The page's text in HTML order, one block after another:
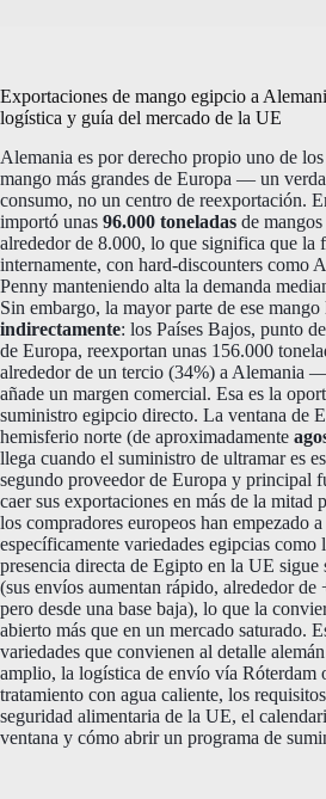
Exportaciones de mango egipcio a
logística y guía del mercado de la UE
Alemania es por derecho propio uno de
mango más grandes de Europa — un
consumo, no un centro de reexportación.
importó unas 96.000 toneladas de
alrededor de 8.000, lo que significa que la
internamente, con hard-discounters como
Penny manteniendo alta la demanda
Sin embargo, la mayor parte de ese
indirectamente: los Países Bajos, punto
de Europa, reexportan unas 156.000
alrededor de un tercio (34%) a Alemania
añade un margen comercial. Esa es la
suministro egipcio directo. La ventana de
hemisferio norte (de aproximadamente
llega cuando el suministro de ultramar es
segundo proveedor de Europa y principal
caer sus exportaciones en más de la
los compradores europeos han empezado
específicamente variedades egipcias como
presencia directa de Egipto en la UE sigue
(sus envíos aumentan rápido, alrededor de
pero desde una base baja), lo que la
abierto más que en un mercado saturado.
variedades que convienen al detalle
amplio, la logística de envío vía Róterdam
tratamiento con agua caliente, los
seguridad alimentaria de la UE, el
ventana y cómo abrir un programa de